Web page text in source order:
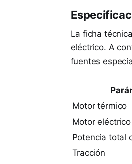
La ficha
eléctrico. A
fuentes
Motor térmico
Motor eléctrico
Potencia total
Tracción